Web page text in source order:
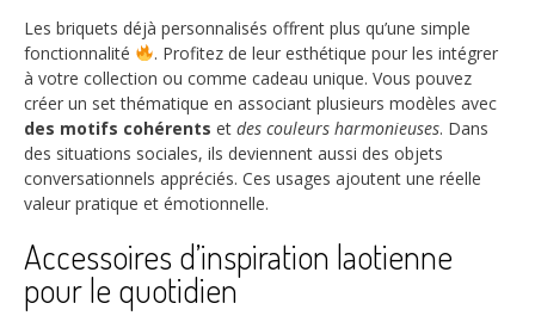
Les briquets déjà personnalisés offrent plus qu’une simple
fonctionnalité
. Profitez de leur esthétique pour les intégrer
à votre collection ou comme cadeau unique. Vous pouvez
créer un set thématique en associant plusieurs modèles avec
des motifs cohérents et des couleurs harmonieuses. Dans
des situations sociales, ils deviennent aussi des objets
conversationnels appréciés. Ces usages ajoutent une réelle
valeur pratique et émotionnelle.
Accessoires d’inspiration laotienne
pour le quotidien